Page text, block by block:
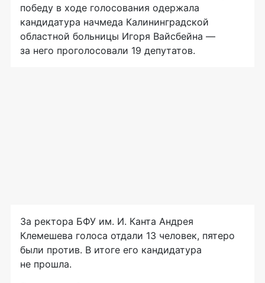
победу в ходе голосования одержала
кандидатура начмеда Калининградской
областной больницы Игоря Вайсбейна —
за него проголосовали 19 депутатов.
За ректора БФУ им. И. Канта Андрея
Клемешева голоса отдали 13 человек, пятеро
были против. В итоге его кандидатура
не прошла.